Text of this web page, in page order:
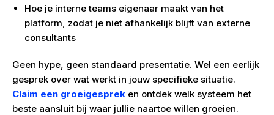
Hoe je interne teams eigenaar maakt van het
platform, zodat je niet afhankelijk blijft van externe
consultants
Geen hype, geen standaard presentatie. Wel een eerlijk
gesprek over wat werkt in jouw specifieke situatie.
Claim een groeigesprek en ontdek welk systeem het
beste aansluit bij waar jullie naartoe willen groeien.